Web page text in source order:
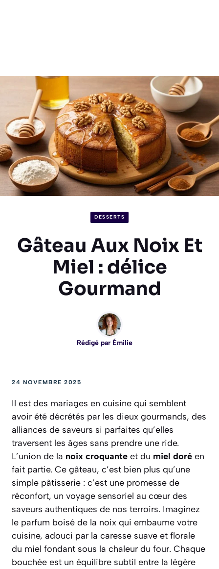
DESSERTS
Gâteau Aux Noix Et
Miel : délice
Gourmand
Rédigé par Émilie
24 NOVEMBRE 2025
Il est des mariages en cuisine qui semblent
avoir été décrétés par les dieux gourmands, des
alliances de saveurs si parfaites qu’elles
traversent les âges sans prendre une ride.
L’union de la noix croquante et du miel doré en
fait partie. Ce gâteau, c’est bien plus qu’une
simple pâtisserie : c’est une promesse de
réconfort, un voyage sensoriel au cœur des
saveurs authentiques de nos terroirs. Imaginez
le parfum boisé de la noix qui embaume votre
cuisine, adouci par la caresse suave et florale
du miel fondant sous la chaleur du four. Chaque
bouchée est un équilibre subtil entre la légère